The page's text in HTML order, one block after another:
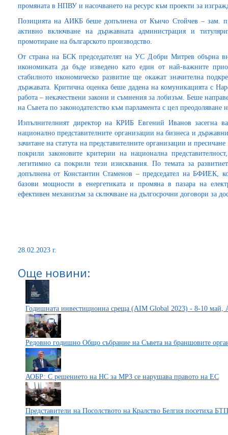
промяната в НПВУ и насочването на ресурс към проекти за
Позицията на АИКБ беше допълнена от Кънчо Стойчев – зам.
активно включване на държавната администрация и
промотиране на българското производство.
От страна на БСК председателят на УС Добри Митрев обърна
икономиката да бъде изведено като един от най-важните
стабилното икономическо развитие ще окажат значителна
държавата. Критична оценка беше дадена на комуникацията с
работа – некачествени закони и съмнения за лобизъм. Беше
на Съвета по законодателство към парламента с цел преодоляване
Изпълнителният директор на КРИБ Евгений Иванов засегна
национално представителните организации на бизнеса и
зачитане на статута на представителните организации и
покрили законовите критерии на национална
легитимно са покрили тези изисквания. По темата за
допълнена от Константин Стаменов – председател на БФИЕК,
базови мощности в енергетиката и промяна в пазара на
ефективен механизъм за сключване на дългосрочни договори за
28.02.2023 г.
Още новини:
Годишната инвестиционна среща (AIM Global 2023) - 8-10 май,
Редовно годишно Общо събрание на Съвета на браншовите
АОБР: С решението на НС за МРЗ се нарушава правото на ЕС
Представители на Посолството на Кралство Белгия посетиха